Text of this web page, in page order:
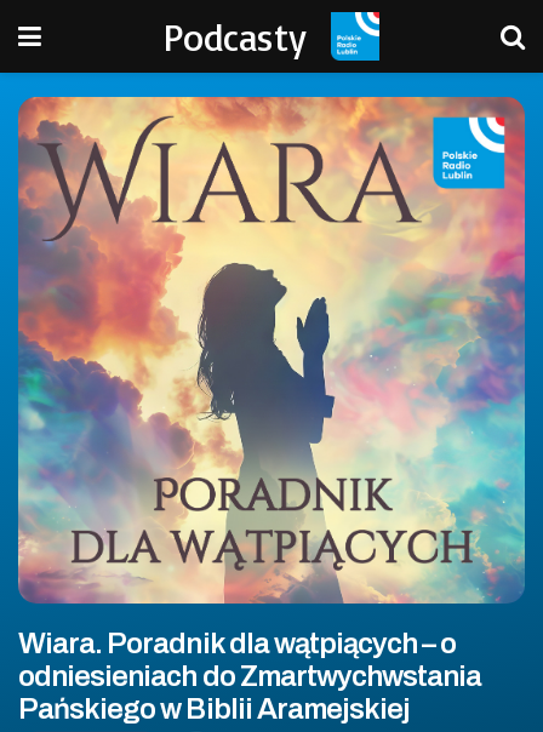
Podcasty
Wiara. Poradnik dla wątpiących – o
odniesieniach do Zmartwychwstania
Pańskiego w Biblii Aramejskiej